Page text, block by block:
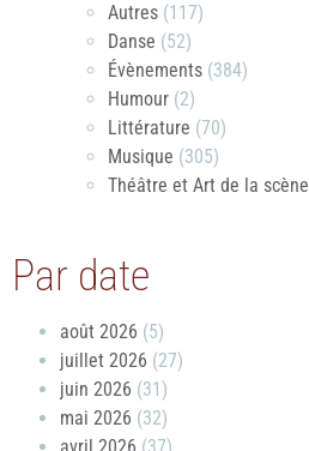
Autres (117)
Danse (52)
Évènements (384)
Humour (2)
Littérature (70)
Musique (305)
Théâtre et Art de la scène
Par date
août 2026 (5)
juillet 2026 (27)
juin 2026 (31)
mai 2026 (32)